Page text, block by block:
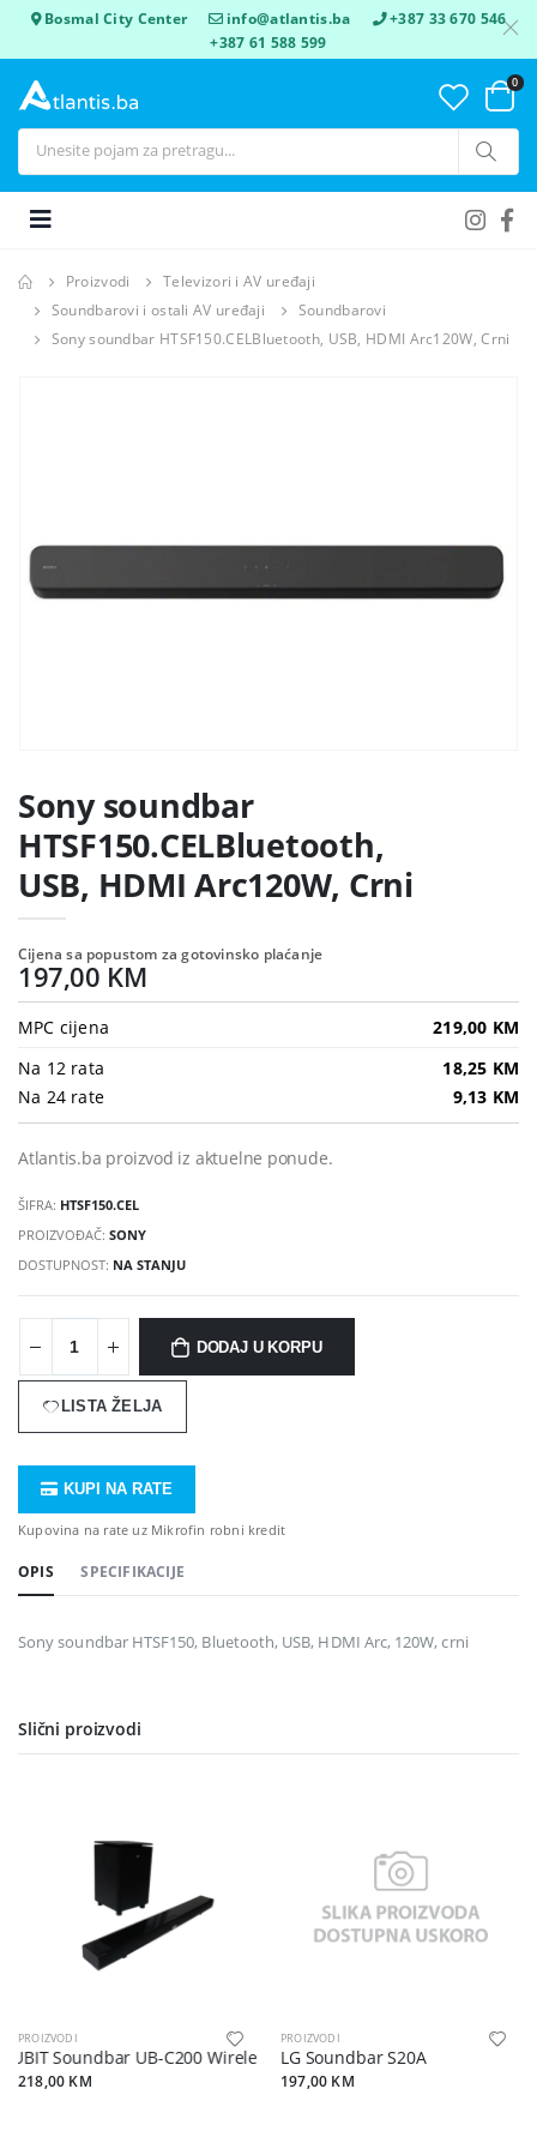
Bosmal City Center info@atlantis.ba
+387 33 670 546
+387 61 588 599
0
Proizvodi
Televizori i AV uređaji
Soundbarovi i ostali AV uređaji
Soundbarovi
Sony soundbar HTSF150.CELBluetooth, USB, HDMI Arc120W, Crni
Sony soundbar
HTSF150.CELBluetooth,
USB, HDMI Arc120W, Crni
Cijena sa popustom za gotovinsko plaćanje
197,00 KM
MPC cijena
219,00 KM
Na 12 rata
18,25 KM
Na 24 rate
9,13 KM
Atlantis.ba proizvod iz aktuelne ponude.
ŠIFRA: HTSF150.CEL
PROIZVOĐAČ:SONY
DOSTUPNOST: NA STANJU
DODAJ U KORPU
LISTA ŽELJA
KUPI NA RATE
Kupovina na rate uz Mikrofin robni kredit
OPIS SPECIFIKACIJE
Sony soundbar HTSF150, Bluetooth, USB, HDMI Arc, 120W, crni
Slični proizvodi
PROIZVODI
UBIT Soundbar UB-C200 Wireless
218,00 KM
PROIZVODI
LG Soundbar S20A
197,00 KM